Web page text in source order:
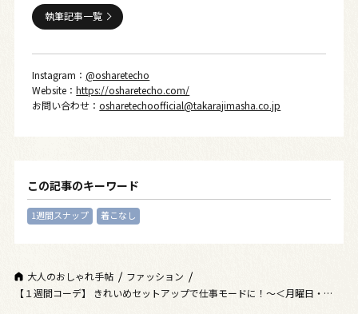
執筆記事一覧
Instagram：@osharetecho
Website：https://osharetecho.com/
お問い合わせ：osharetechoofficial@takarajimasha.co.jp
この記事のキーワード
1週間スナップ 着こなし
大人のおしゃれ手帖
ファッション
【１週間コーデ】 きれいめセットアップで仕事モードに！～＜月曜日・火曜